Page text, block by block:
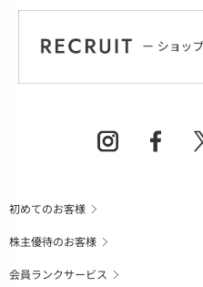
初めてのお客様
株主優待のお客様
会員ランクサービス